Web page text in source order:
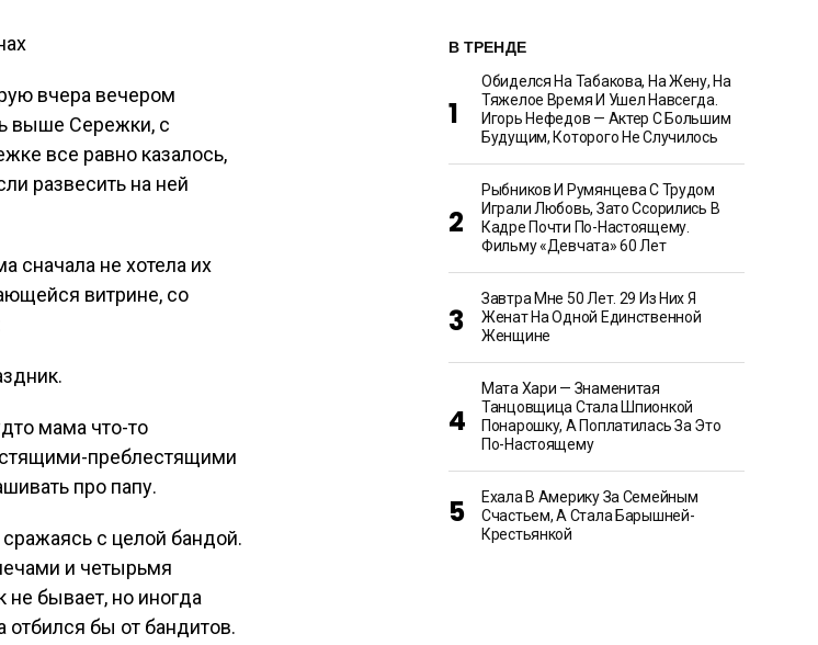
вчера вечером
выше Сережки, с
все равно казалось,
развесить на ней
сначала не хотела их
витрине, со
мама что-то
преблестящими
про папу.
с целой бандой.
и четырьмя
не бывает, но иногда
отбился бы от бандитов.
В ТРЕНДЕ
Обиделся На Табакова, На Жену, На
Тяжелое Время И Ушел Навсегда.
Игорь Нефедов — Актер С Большим
Будущим, Которого Не Случилось
Рыбников И Румянцева С Трудом
Играли Любовь, Зато Ссорились В
Кадре Почти По-Настоящему.
Фильму «Девчата» 60 Лет
Завтра Мне 50 Лет. 29 Из Них Я
Женат На Одной Единственной
Женщине
Мата Хари — Знаменитая
Танцовщица Стала Шпионкой
Понарошку, А Поплатилась За Это
По-Настоящему
Ехала В Америку За Семейным
Счастьем, А Стала Барышней-
Крестьянкой